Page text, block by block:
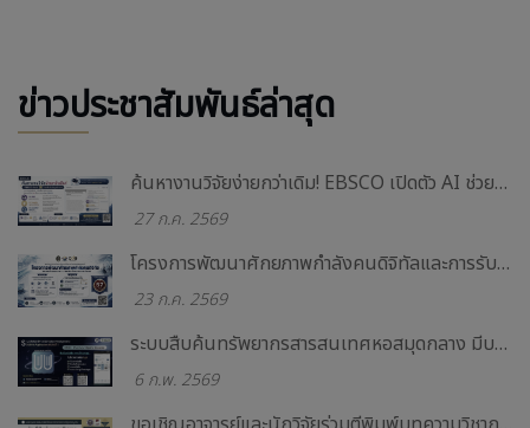
ข่าวประชาสัมพันธ์ล่าสุด
ค้นหางานวิจัยง่ายกว่าเดิม! EBSCO เปิดตัว AI ช่วยสืบค้นข้อมูลวิชาการ
27 ก.ค. 2569
โครงการพัฒนาศักยภาพกำลังคนดิจิทัลและการรับรองสมรรถนะวิชาชีพเพื่ออนาคตการทำงาน
23 ก.ค. 2569
ระบบสืบค้นทรัพยากรสารสนเทศหอสมุดกลาง มีบริการ Application แล้ววันนี้ !!
6 ก.พ. 2569